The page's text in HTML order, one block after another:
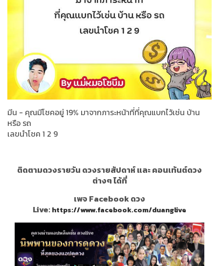
มีน - คุณมีโชคอยู่ 19% มาจากภาระหน้าที่ที่คุณแบกไว้เช่น บ้าน
หรือ รถ
เลขนำโชค 1 2 9
ติดตามดวงรายวัน ดวงรายสัปดาห์ และ คอนเท้นต์ดวง
ต่างๆ ได้ที่
เพจ Facebook ดวง
Live:https://www.facebook.com/duanglive